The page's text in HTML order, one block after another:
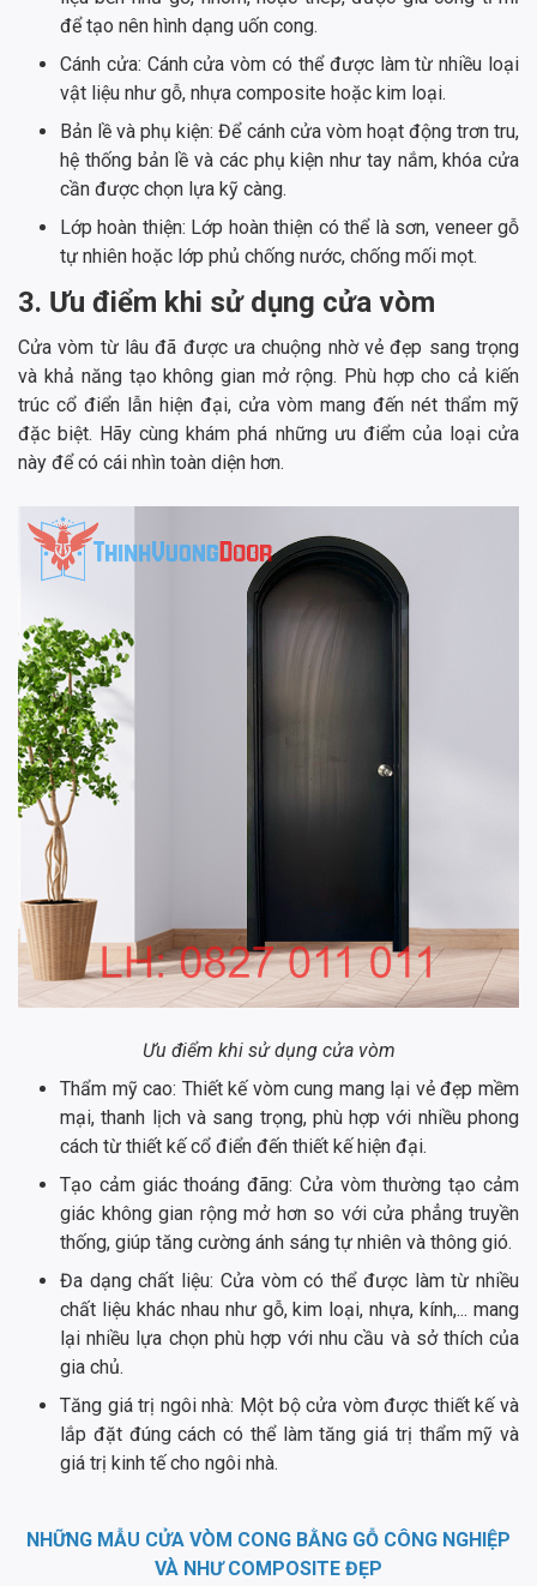
để tạo nên hình dạng uốn cong.
Cánh cửa: Cánh cửa vòm có thể được làm từ nhiều loại
vật liệu như gỗ, nhựa composite hoặc kim loại.
Bản lề và phụ kiện: Để cánh cửa vòm hoạt động trơn tru,
hệ thống bản lề và các phụ kiện như tay nắm, khóa cửa
cần được chọn lựa kỹ càng.
Lớp hoàn thiện: Lớp hoàn thiện có thể là sơn, veneer gỗ
tự nhiên hoặc lớp phủ chống nước, chống mối mọt.
3. Ưu điểm khi sử dụng cửa vòm
Cửa vòm từ lâu đã được ưa chuộng nhờ vẻ đẹp sang trọng
và khả năng tạo không gian mở rộng. Phù hợp cho cả kiến
trúc cổ điển lẫn hiện đại, cửa vòm mang đến nét thẩm mỹ
đặc biệt. Hãy cùng khám phá những ưu điểm của loại cửa
này để có cái nhìn toàn diện hơn.
Ưu điểm khi sử dụng cửa vòm
Thẩm mỹ cao: Thiết kế vòm cung mang lại vẻ đẹp mềm
mại, thanh lịch và sang trọng, phù hợp với nhiều phong
cách từ thiết kế cổ điển đến thiết kế hiện đại.
Tạo cảm giác thoáng đãng: Cửa vòm thường tạo cảm
giác không gian rộng mở hơn so với cửa phẳng truyền
thống, giúp tăng cường ánh sáng tự nhiên và thông gió.
Đa dạng chất liệu: Cửa vòm có thể được làm từ nhiều
chất liệu khác nhau như gỗ, kim loại, nhựa, kính,... mang
lại nhiều lựa chọn phù hợp với nhu cầu và sở thích của
gia chủ.
Tăng giá trị ngôi nhà: Một bộ cửa vòm được thiết kế và
lắp đặt đúng cách có thể làm tăng giá trị thẩm mỹ và
giá trị kinh tế cho ngôi nhà.
NHỮNG MẪU CỬA VÒM CONG BẰNG GỖ CÔNG NGHIỆP
VÀ NHƯ COMPOSITE ĐẸP